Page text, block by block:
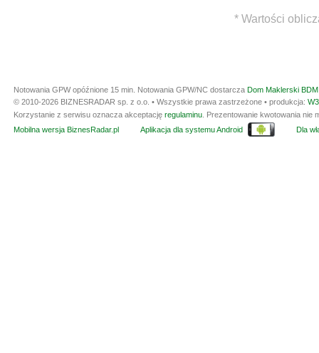
* Wartości
Notowania GPW opóźnione 15 min. Notowania GPW/NC dostarcza Dom Maklerski
© 2010-2026 BIZNESRADAR sp. z o.o. • Wszystkie prawa zastrzeżone • produkcja:
Korzystanie z serwisu oznacza akceptację regulaminu . Prezentowanie kwotowania
Mobilna wersja BiznesRadar.pl
Aplikacja dla systemu Android Dla